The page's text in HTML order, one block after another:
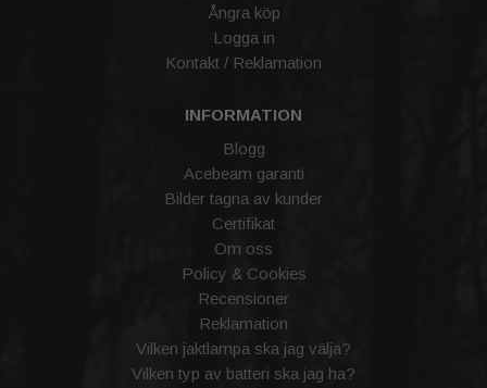
Ångra köp
Logga in
Kontakt / Reklamation
INFORMATION
Blogg
Acebeam garanti
Bilder tagna av kunder
Certifikat
Om oss
Policy & Cookies
Recensioner
Reklamation
Vilken jaktlampa ska jag välja?
Vilken typ av batteri ska jag ha?